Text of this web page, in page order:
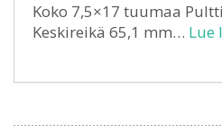
Koko 7,5×17 tuumaa
Keskireikä 65,1 mm… Lue